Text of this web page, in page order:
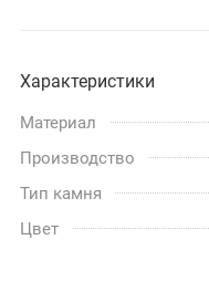
Характеристики
Материал
Производство
Тип камня
Цвет